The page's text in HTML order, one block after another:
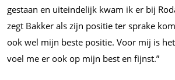
gestaan en uiteindelijk kwam ik er bij
zegt Bakker als zijn positie ter sprake
ook wel mijn beste positie. Voor mij is
voel me er ook op mijn best en fijnst.”